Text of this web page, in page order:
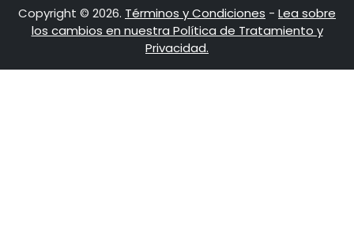
Copyright © 2026. Términos y Condiciones - Lea sobre
los cambios en nuestra Política de Tratamiento y
Privacidad.